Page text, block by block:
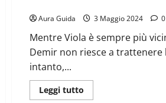
Aura Guida 3 Maggio 2024 0
Mentre Viola è sempre più
Demir non riesce a trattenere
intanto,...
Leggi tutto